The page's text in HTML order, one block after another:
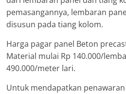
pemasangannya, lembaran
disusun pada tiang kolom.
Harga pagar panel Beton
Material mulai Rp 140.000/
490.000/meter lari.
Untuk mendapatkan